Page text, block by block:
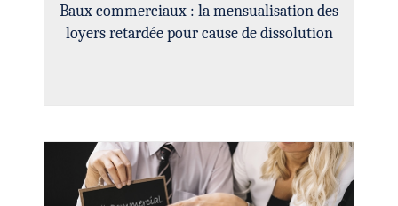
Baux commerciaux : la mensualisation des
loyers retardée pour cause de dissolution